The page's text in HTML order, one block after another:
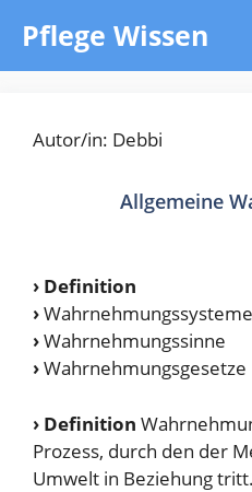
Inhalt
springen
Pflege Wissen
Autor/in: Debbi
Allgemeine
› Definition
›Wahrnehmungssysteme
›Wahrnehmungssinne
›Wahrnehmungsgesetze
› Definition
Prozess, durch den der
Umwelt in Beziehung tritt.